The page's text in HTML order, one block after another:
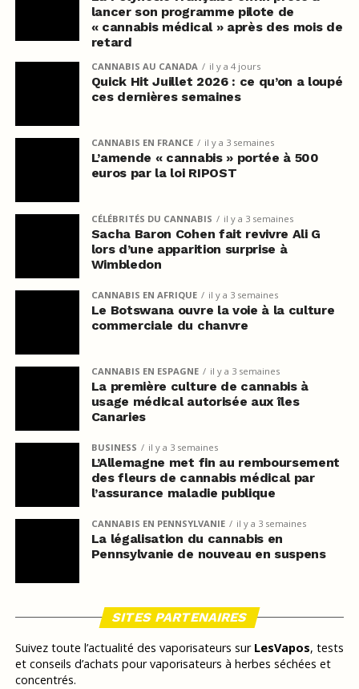
lancer son programme pilote de
« cannabis médical » après des mois de
retard
CANNABIS AU CANADA il y a 4 jours
Quick Hit Juillet 2026 : ce qu’on a loupé
ces dernières semaines
CANNABIS EN FRANCE il y a 3 semaines
L’amende « cannabis » portée à 500
euros par la loi RIPOST
CÉLÉBRITÉS DU CANNABIS il y a 3 semaines
Sacha Baron Cohen fait revivre Ali G
lors d’une apparition surprise à
Wimbledon
CANNABIS EN AFRIQUE il y a 3 semaines
Le Botswana ouvre la voie à la culture
commerciale du chanvre
CANNABIS EN ESPAGNE il y a 3 semaines
La première culture de cannabis à
usage médical autorisée aux îles
Canaries
BUSINESS il y a 3 semaines
L’Allemagne met fin au remboursement
des fleurs de cannabis médical par
l’assurance maladie publique
CANNABIS EN PENNSYLVANIE il y a 3 semaines
La légalisation du cannabis en
Pennsylvanie de nouveau en suspens
SITES PARTENAIRES
Suivez toute l’actualité des vaporisateurs sur LesVapos, tests
et conseils d’achats pour vaporisateurs à herbes séchées et
concentrés.